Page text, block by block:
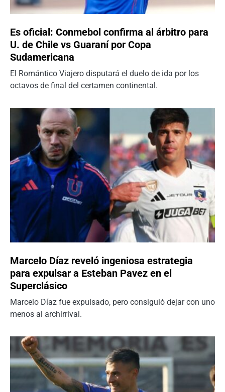
Es oficial: Conmebol confirma al árbitro para
U. de Chile vs Guaraní por Copa
Sudamericana
El Romántico Viajero disputará el duelo de ida por los
octavos de final del certamen continental.
Marcelo Díaz reveló ingeniosa estrategia
para expulsar a Esteban Pavez en el
Superclásico
Marcelo Díaz fue expulsado, pero consiguió dejar con uno
menos al archirrival.